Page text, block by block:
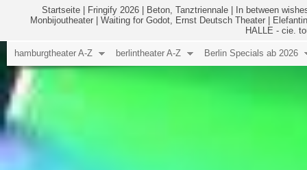
Startseite Fringify 2026 Beton, Tanztriennale
In between
Monbijoutheater
Waiting for Godot, Ernst Deutsch Theater
HALLE - cie.
hamburgtheater A-Z berlintheater A-Z Berlin Specials ab 2026